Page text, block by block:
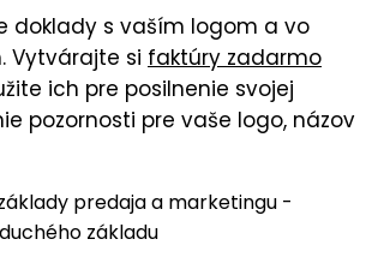
doklady s vaším logom a vo
. Vytvárajte si faktúry zadarmo
ich pre posilnenie svojej
pozornosti pre vaše logo, názov
predaja a marketingu -
základu